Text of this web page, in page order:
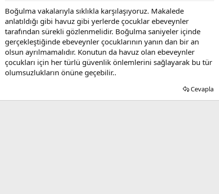
Boğulma vakalarıyla sıklıkla karşılaşıyoruz. Makalede
anlatıldığı gibi havuz gibi yerlerde çocuklar ebeveynler
tarafından sürekli gözlenmelidir. Boğulma saniyeler içinde
gerçekleştiğinde ebeveynler çocuklarının yanın dan bir an
olsun ayrılmamalıdır. Konutun da havuz olan ebeveynler
çocukları için her türlü güvenlik önlemlerini sağlayarak bu tür
olumsuzlukların önüne geçebilir..
Cevapla